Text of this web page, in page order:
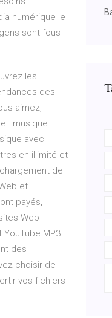
numérique le
sont fous
les
des
aimez,
: musique
avec
en illimité et
de
et
payés,
Web
MP3
des
choisir de
vos fichiers